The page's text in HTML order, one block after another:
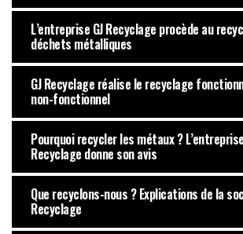
L’entreprise GJ Recyclage procède au
déchets métalliques
GJ Recyclage réalise le recyclage
non-fonctionnel
Pourquoi recycler les métaux ?
Recyclage donne son avis
Que recyclons-nous ? Explications de la
Recyclage